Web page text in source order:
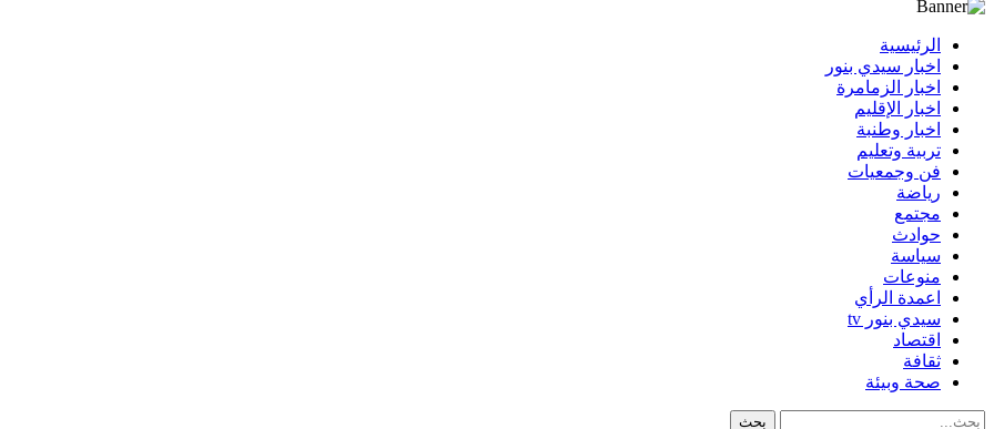
الرئيسية
اخبار سيدي بنور
اخبار الزمامرة
اخبار الإقليم
اخبار وطنبة
تربية وتعليم
فن وجمعيات
رياضة
مجتمع
حوادث
سياسة
منوعات
اعمدة الرأي
سيدي بنور tv
اقتصاد
ثقافة
صحة وبيئة